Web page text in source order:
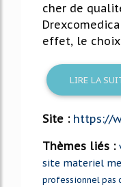
cher de
effet, le
LIRE LA
Site : https://
Thèmes liés :
site materiel
professionnel pas